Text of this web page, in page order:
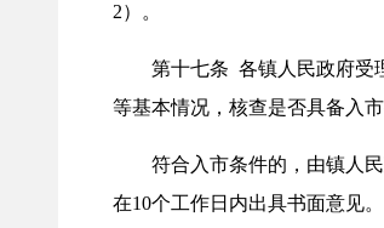
2）。
第十七条 各镇人民政府受理
等基本情况，核查是否具备入
符合入市条件的，由镇人民
在10个工作日内出具书面意见。